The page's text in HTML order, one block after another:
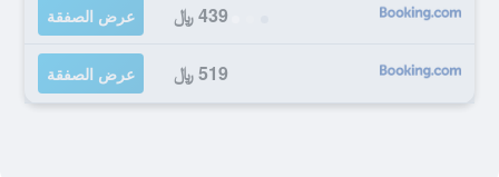
439 ﷼ عرض الصفقة
519 ﷼ عرض الصفقة